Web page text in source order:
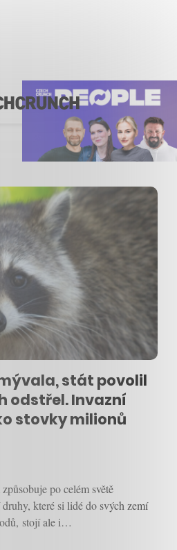
stát povolil
odstřel. Invazní
stovky milionů
po celém světě
které si lidé do svých zemí
stojí ale i…